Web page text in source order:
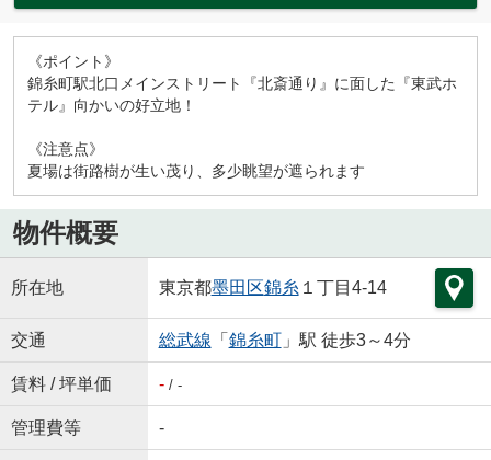
《ポイント》
錦糸町駅北口メインストリート『北斎通り』に面した『東武ホ
テル』向かいの好立地！
《注意点》
夏場は街路樹が生い茂り、多少眺望が遮られます
物件概要
所在地 東京都墨田区錦糸 １丁目4-14
交通 総武線 「 錦糸町」駅 徒歩3～4分
賃料 / 坪単価 -/ -
管理費等 -